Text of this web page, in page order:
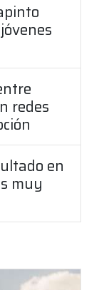
redes
en
muy